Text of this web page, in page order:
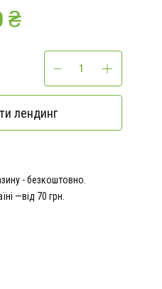
₴
лендинг
- безкоштовно.
—від 70 грн.